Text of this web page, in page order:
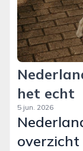
het echt
5 jun. 2026
overzicht